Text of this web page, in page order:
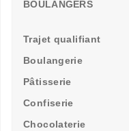
BOULANGERS
Trajet qualifiant
Boulangerie
Pâtisserie
Confiserie
Chocolaterie